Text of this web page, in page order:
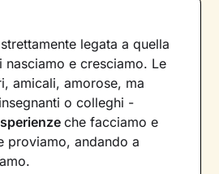
legata a quella
nasciamo e cresciamo. Le
amicali, amorose, ma
o colleghi -
che facciamo e
proviamo, andando a